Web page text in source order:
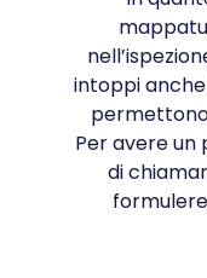
intoppi
Per avere un
di